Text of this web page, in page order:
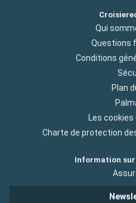
Qui
Questions
Conditions
Plan
Les cookies
Charte de protection
Information